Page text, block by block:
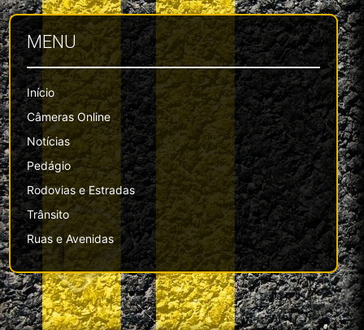
MENU
Início
Câmeras Online
Notícias
Pedágio
Rodovias e Estradas
Trânsito
Ruas e Avenidas